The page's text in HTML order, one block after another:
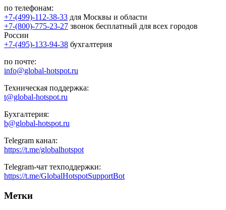
по телефонам:
+7-(499)-112-38-33 для Москвы и области
+7-(800)-775-23-27 звонок бесплатный для всех городов
России
+7-(495)-133-94-38 бухгалтерия
по почте:
info@global-hotspot.ru
Техническая поддержка:
t@global-hotspot.ru
Бухгалтерия:
b@global-hotspot.ru
Telegram канал:
https://t.me/globalhotspot
Telegram-чат техподдержки:
https://t.me/GlobalHotspotSupportBot
Метки